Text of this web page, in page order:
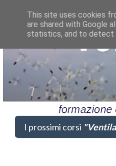
I prossimi corsi
This site uses cookies
are shared with Google
statistics, and to detect